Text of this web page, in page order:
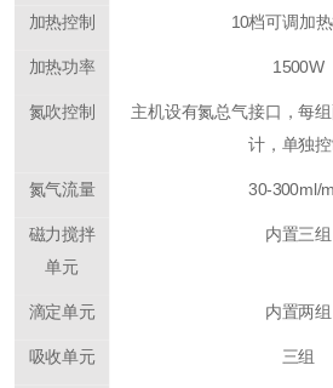
加热控制 10档可调加
加热功率 1500W
氮吹控制
主机设有氮总气接口，每
计，单独控
氮气流量 30-300ml/
磁力搅拌
单元
内置三组
滴定单元 内置两组
吸收单元 三组